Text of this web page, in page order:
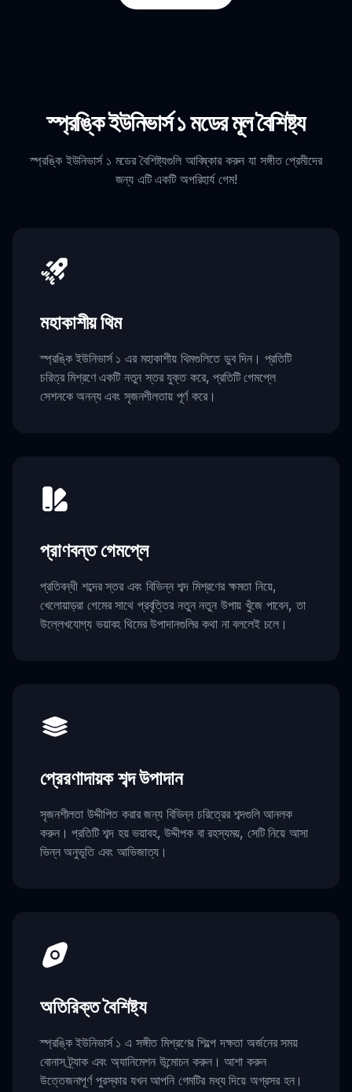
স্প্রঙ্কি ইউনিভার্স ১ মডের মূল বৈশিষ্ট্য
স্প্রঙ্কি ইউনিভার্স ১ মডের বৈশিষ্ট্যগুলি আবিষ্কার করুন যা সঙ্গীত প্রেমীদের
জন্য এটি একটি অপরিহার্য গেম!
মহাকাশীয় থিম
স্প্রঙ্কি ইউনিভার্স ১ এর মহাকাশীয় থিমগুলিতে ডুব দিন। প্রতিটি
চরিত্র মিশ্রণে একটি নতুন স্তর যুক্ত করে, প্রতিটি গেমপ্লে
সেশনকে অনন্য এবং সৃজনশীলতায় পূর্ণ করে।
প্রাণবন্ত গেমপ্লে
প্রতিবন্ধী শব্দের স্তর এবং বিভিন্ন শব্দ মিশ্রণের ক্ষমতা নিয়ে,
খেলোয়াড়রা গেমের সাথে প্রবৃত্তির নতুন নতুন উপায় খুঁজে পাবেন, তা
উল্লেখযোগ্য ভয়াবহ থিমের উপাদানগুলির কথা না বললেই চলে।
প্রেরণাদায়ক শব্দ উপাদান
সৃজনশীলতা উদ্দীপিত করার জন্য বিভিন্ন চরিত্রের শব্দগুলি আনলক
করুন। প্রতিটি শব্দ হয় ভয়াবহ, উদ্দীপক বা রহস্যময়, সেটি নিয়ে আসা
ভিন্ন অনুভূতি এবং আভিজাত্য।
অতিরিক্ত বৈশিষ্ট্য
স্প্রঙ্কি ইউনিভার্স ১ এ সঙ্গীত মিশ্রণের শিল্পে দক্ষতা অর্জনের সময়
বোনাস ট্র্যাক এবং অ্যানিমেশন উন্মোচন করুন। আশা করুন
উত্তেজনাপূর্ণ পুরস্কার যখন আপনি গেমটির মধ্য দিয়ে অগ্রসর হন।